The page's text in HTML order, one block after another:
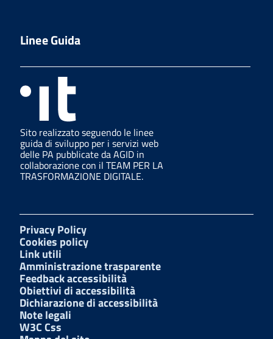
Linee Guida
Sito realizzato seguendo le linee
guida di sviluppo per i servizi web
delle PA pubblicate da AGID in
collaborazione con il TEAM PER LA
TRASFORMAZIONE DIGITALE.
Privacy Policy
Cookies policy
Link utili
Amministrazione trasparente
Feedback accessibilità
Obiettivi di accessibilità
Dichiarazione di accessibilità
Note legali
W3C Css